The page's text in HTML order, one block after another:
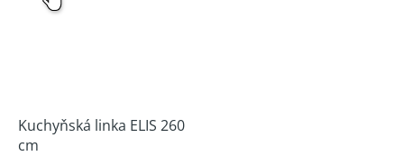
Kuchyňská linka ELIS 260
cm